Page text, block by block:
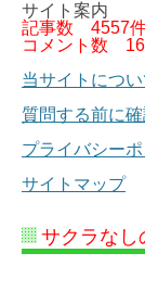
サイト案内
記事数 4557
コメント数
当サイトについ
質問する前に
プライバシー
サイトマップ
サクラなし